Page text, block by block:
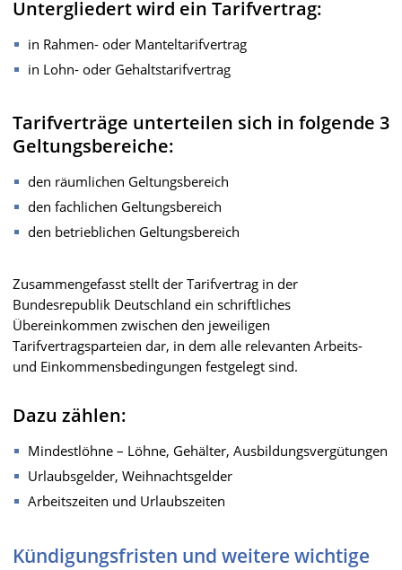
Untergliedert wird ein Tarifvertrag:
in Rahmen- oder Manteltarifvertrag
in Lohn- oder Gehaltstarifvertrag
Tarifverträge unterteilen sich in folgende 3
Geltungsbereiche:
den räumlichen Geltungsbereich
den fachlichen Geltungsbereich
den betrieblichen Geltungsbereich
Zusammengefasst stellt der Tarifvertrag in der
Bundesrepublik Deutschland ein schriftliches
Übereinkommen zwischen den jeweiligen
Tarifvertragsparteien dar, in dem alle relevanten Arbeits-
und Einkommensbedingungen festgelegt sind.
Dazu zählen:
Mindestlöhne – Löhne, Gehälter, Ausbildungsvergütungen
Urlaubsgelder, Weihnachtsgelder
Arbeitszeiten und Urlaubszeiten
Kündigungsfristen und weitere wichtige